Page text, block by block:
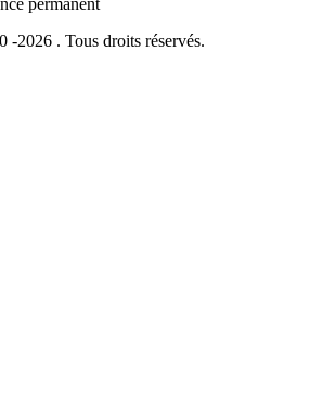
2026 . Tous droits réservés.